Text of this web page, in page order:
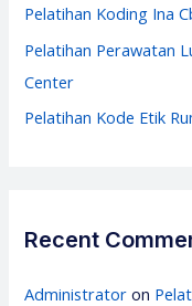
Pelatihan Koding Ina
Pelatihan Perawatan
Center
Pelatihan Kode Etik
Recent
Administrator on